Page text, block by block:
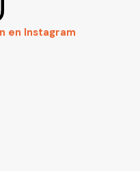
en Instagram